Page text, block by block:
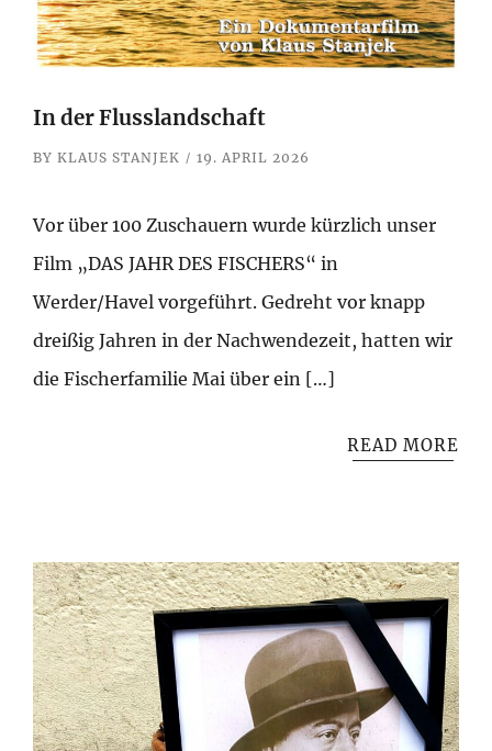
In der Flusslandschaft
BY KLAUS STANJEK 19. APRIL 2026
Vor über 100 Zuschauern wurde kürzlich unser
Film „DAS JAHR DES FISCHERS“ in
Werder/Havel vorgeführt. Gedreht vor knapp
dreißig Jahren in der Nachwendezeit, hatten wir
die Fischerfamilie Mai über ein […]
READ MORE